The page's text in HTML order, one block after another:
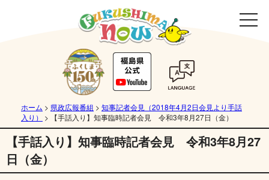
ホーム > 県政広報番組 > 知事記者会見（2018年4月2日会見より手話
入り）
> 【手話入り】知事臨時記者会見 令和3年8月27日（金）
【手話入り】知事臨時記者会見 令和3年8月27
日（金）